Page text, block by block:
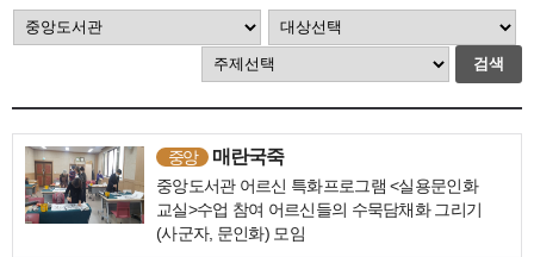
검색
중앙 매란국죽
중앙도서관 어르신 특화프로그램 <실용문인화
교실>수업 참여 어르신들의 수묵담채화 그리기
(사군자, 문인화) 모임